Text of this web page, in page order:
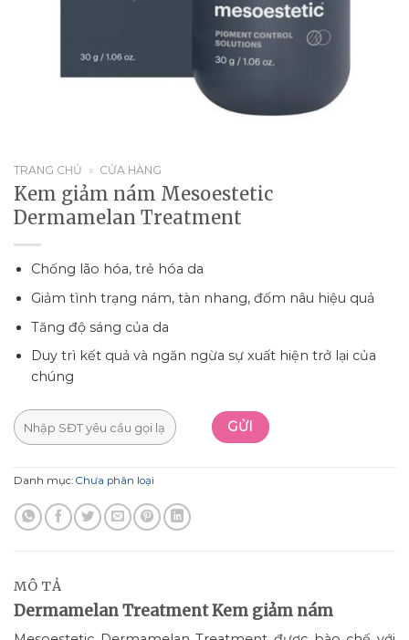
TRANG CHỦ » CỬA HÀNG
Kem giảm nám Mesoestetic
Dermamelan Treatment
Chống lão hóa, trẻ hóa da
Giảm tình trạng nám, tàn nhang, đốm nâu hiệu quả
Tăng độ sáng của da
Duy trì kết quả và ngăn ngừa sự xuất hiện trở lại của
chúng
Danh mục: Chưa phân loại
MÔ TẢ
Dermamelan Treatment Kem giảm nám